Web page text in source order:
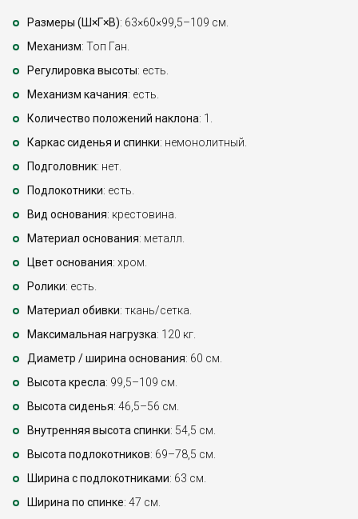
Размеры (Ш×Г×В): 63×60×99,5–109 см.
Механизм: Топ Ган.
Регулировка высоты: есть.
Механизм качания: есть.
Количество положений наклона: 1.
Каркас сиденья и спинки: немонолитный.
Подголовник: нет.
Подлокотники: есть.
Вид основания: крестовина.
Материал основания: металл.
Цвет основания: хром.
Ролики: есть.
Материал обивки: ткань/сетка.
Максимальная нагрузка: 120 кг.
Диаметр / ширина основания: 60 см.
Высота кресла: 99,5–109 см.
Высота сиденья: 46,5–56 см.
Внутренняя высота спинки: 54,5 см.
Высота подлокотников: 69–78,5 см.
Ширина с подлокотниками: 63 см.
Ширина по спинке: 47 см.